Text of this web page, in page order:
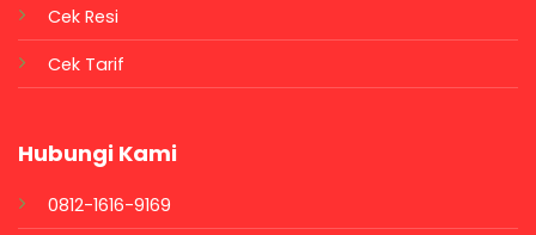
Cek Resi
Cek Tarif
Hubungi Kami
0812-1616-9169